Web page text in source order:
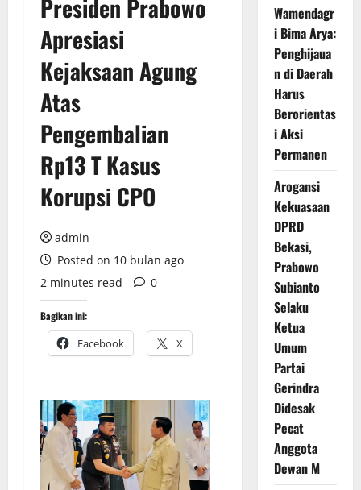
Presiden Prabowo
Apresiasi
Kejaksaan Agung
Atas
Pengembalian
Rp13 T Kasus
Korupsi CPO
admin
Posted on 10 bulan ago
2 minutes read
0
Bagikan ini:
Facebook X
Wamendagr
i Bima Arya:
Penghijaua
n di Daerah
Harus
Berorientas
i Aksi
Permanen
Arogansi
Kekuasaan
DPRD
Bekasi,
Prabowo
Subianto
Selaku
Ketua
Umum
Partai
Gerindra
Didesak
Pecat
Anggota
Dewan M